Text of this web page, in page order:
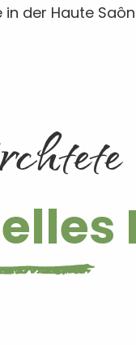
in der Haute